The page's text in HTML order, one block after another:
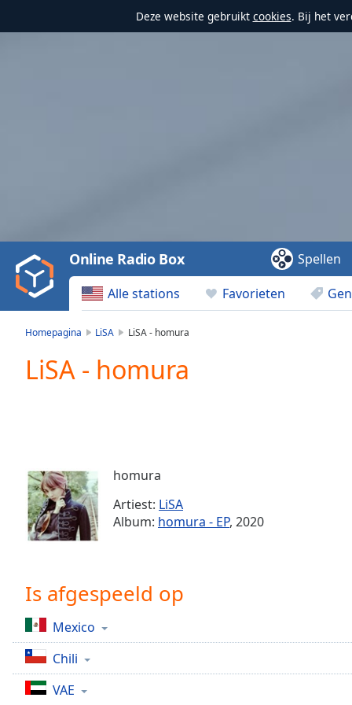
Deze website gebruikt cookies. Bij het
Video
Play
Backward
Skip
Current
Time0:00
Stream
TypeLIVE
Seek to
live,
currently
Time-
1x
Playback
Rate
Alle stations Favorieten
Online Radio Box Spellen
Homepagina LiSA LiSA - homura
LiSA - homura
homura
Artiest: LiSA
Album: homura - EP, 2020
Is afgespeeld op
Mexico
Chili
VAE